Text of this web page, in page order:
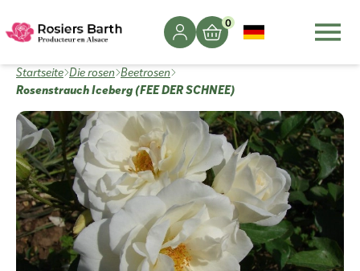
0
Startseite Die rosen Beetrosen
Rosenstrauch Iceberg (FEE DER SCHNEE)